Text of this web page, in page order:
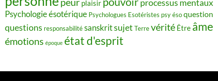
plaisir processus mentaux
Psychologie ésotérique Psychologues Esotéristes psy ésoquestion
questions responsabilitésanskritsujet Terrevérité Être âme
émotions époque état d'esprit